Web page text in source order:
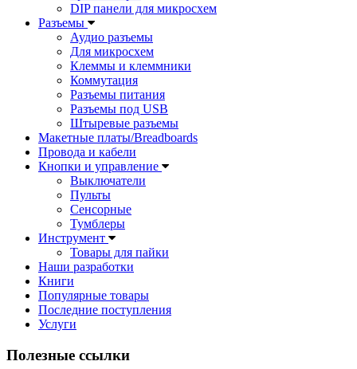
DIP панели для микросхем
Разъемы
Аудио разъемы
Для микросхем
Клеммы и клеммники
Коммутация
Разъемы питания
Разъемы под USB
Штыревые разъемы
Макетные платы/Breadboards
Провода и кабели
Кнопки и управление
Выключатели
Пульты
Сенсорные
Тумблеры
Инструмент
Товары для пайки
Наши разработки
Книги
Популярные товары
Последние поступления
Услуги
Полезные ссылки